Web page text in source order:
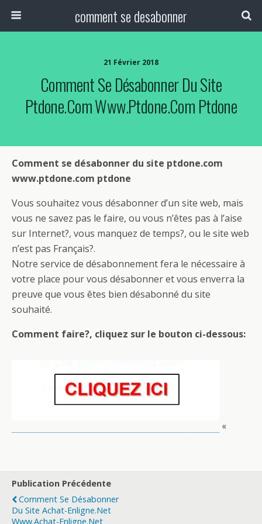
comment se desabonner
21 Février 2018
Comment Se Désabonner Du Site
Ptdone.com Www.ptdone.com Ptdone
Comment se désabonner du site ptdone.com
www.ptdone.com ptdone
Vous souhaitez vous désabonner d’un site web, mais
vous ne savez pas le faire, ou vous n’êtes pas à l’aise
sur Internet?, vous manquez de temps?, ou le site web
n’est pas Français?.
Notre service de désabonnement fera le nécessaire à
votre place pour vous désabonner et vous enverra la
preuve que vous êtes bien désabonné du site
souhaité.
Comment faire?, cliquez sur le bouton ci-dessous:
«
Publication Précédente
Comment Se Désabonner
Du Site Achat-Enligne.net
Www.achat-Enligne.net